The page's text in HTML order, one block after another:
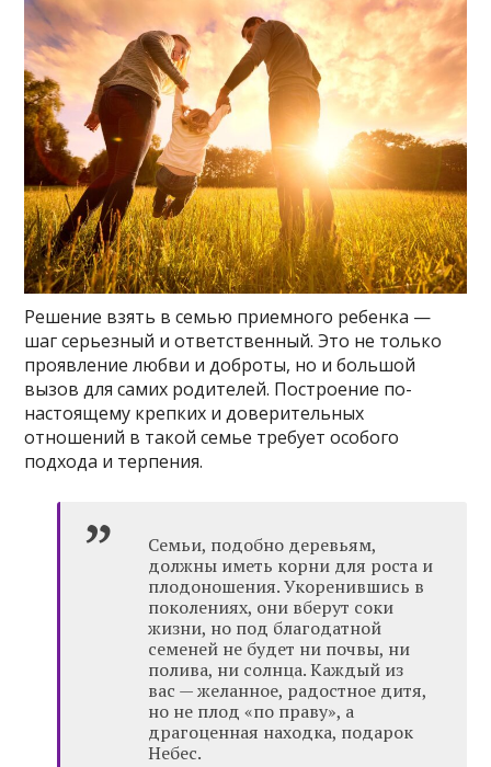
Решение взять в семью приемного ребенка —
шаг серьезный и ответственный. Это не только
проявление любви и доброты, но и большой
вызов для самих родителей. Построение по-
настоящему крепких и доверительных
отношений в такой семье требует особого
подхода и терпения.
Cемьи, подобно деревьям,
должны иметь корни для роста и
плодоношения. Укоренившись в
поколениях, они вберут соки
жизни, но под благодатной
семеней не будет ни почвы, ни
полива, ни солнца. Каждый из
вас — желанное, радостное дитя,
но не плод «по праву», а
драгоценная находка, подарок
Небес.